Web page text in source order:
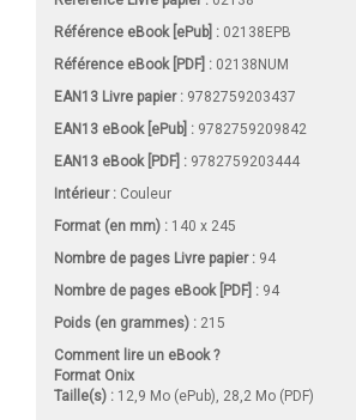
Référence eBook [ePub] : 02138EPB
Référence eBook [PDF] : 02138NUM
EAN13 Livre papier : 9782759203437
EAN13 eBook [ePub] : 9782759209842
EAN13 eBook [PDF] : 9782759203444
Intérieur : Couleur
Format (en mm) : 140 x 245
Nombre de pages Livre papier: 94
Nombre de pages eBook [PDF] : 94
Poids (en grammes) : 215
Comment lire un eBook ?
Format Onix
Taille(s) : 12,9 Mo (ePub), 28,2 Mo (PDF)